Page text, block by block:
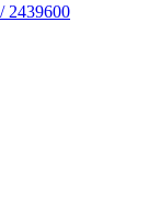
2439600